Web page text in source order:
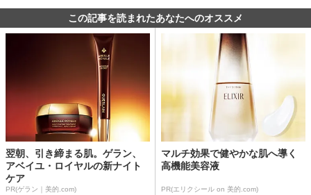
この記事を読まれたあなたへのオススメ
翌朝、引き締まる肌。ゲラン、
アベイユ・ロイヤルの新ナイト
ケア
PR(ゲラン｜美的.com)
マルチ効果で健やかな肌へ導く
高機能美容液
PR(エリクシール on 美的.com)